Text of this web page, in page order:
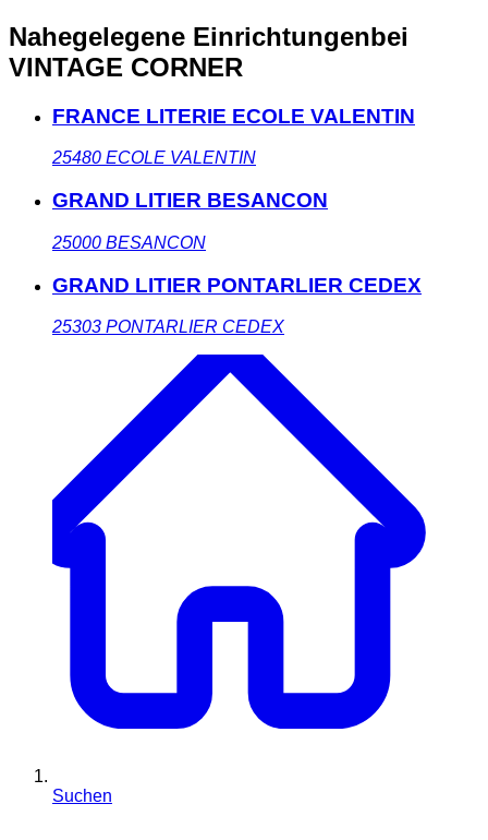
Nahegelegene Einrichtungenbei
VINTAGE CORNER
FRANCE LITERIE ECOLE VALENTIN
25480 ECOLE VALENTIN
GRAND LITIER BESANCON
25000 BESANCON
GRAND LITIER PONTARLIER CEDEX
25303 PONTARLIER CEDEX
Suchen